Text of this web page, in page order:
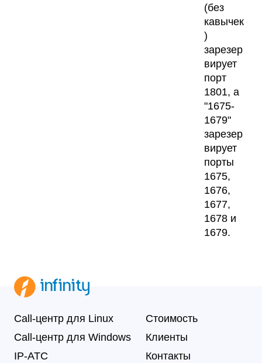
(без
кавычек
)
зарезер
вирует
порт
1801, а
"1675-
1679"
зарезер
вирует
порты
1675,
1676,
1677,
1678 и
1679.
Call-центр для Linux
Call-центр для Windows
IP-АТС
Стоимость
Клиенты
Контакты